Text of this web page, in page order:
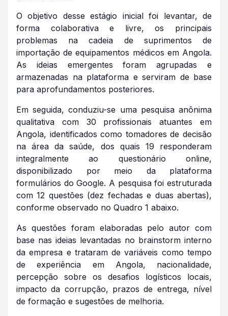
O objetivo desse estágio inicial foi levantar, de
forma colaborativa e livre, os principais
problemas na cadeia de suprimentos de
importação de equipamentos médicos em Angola.
As ideias emergentes foram agrupadas e
armazenadas na plataforma e serviram de base
para aprofundamentos posteriores.
Em seguida, conduziu-se uma pesquisa anônima
qualitativa com 30 profissionais atuantes em
Angola, identificados como tomadores de decisão
na área da saúde, dos quais 19 responderam
integralmente ao questionário online,
disponibilizado por meio da plataforma
formulários do Google. A pesquisa foi estruturada
com 12 questões (dez fechadas e duas abertas),
conforme observado no Quadro 1 abaixo.
As questões foram elaboradas pelo autor com
base nas ideias levantadas no brainstorm interno
da empresa e trataram de variáveis como tempo
de experiência em Angola, nacionalidade,
percepção sobre os desafios logísticos locais,
impacto da corrupção, prazos de entrega, nível
de formação e sugestões de melhoria.